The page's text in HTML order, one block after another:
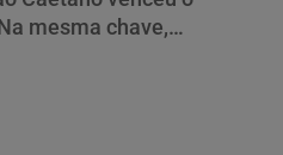
mesma chave,